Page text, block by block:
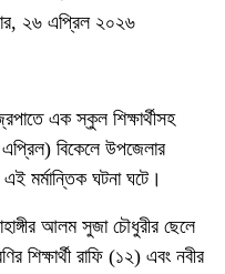
২৬ এপ্রিল ২০২৬
এক স্কুল শিক্ষার্থীসহ
বিকেলে উপজেলার
এই মর্মান্তিক ঘটনা ঘটে।
আলম সুজা চৌধুরীর ছেলে
শিক্ষার্থী রাফি (১২) এবং নবীর